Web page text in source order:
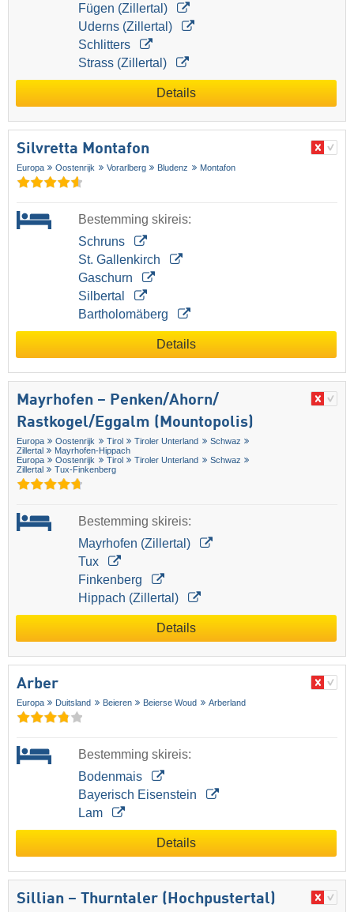
Fügen (Zillertal)
Uderns (Zillertal)
Schlitters
Strass (Zillertal)
Details
Silvretta Montafon
Europa Oostenrijk Vorarlberg Bludenz Montafon
Bestemming skireis:
Schruns
St. Gallenkirch
Gaschurn
Silbertal
Bartholomäberg
Details
Mayrhofen – Penken/​Ahorn/​
Rastkogel/​Eggalm (Mountopolis)
Europa Oostenrijk Tirol Tiroler Unterland
Schwaz
Zillertal
Mayrhofen-Hippach
Europa
Oostenrijk Tirol Tiroler Unterland
Schwaz
Zillertal
Tux-Finkenberg
Bestemming skireis:
Mayrhofen (Zillertal)
Tux
Finkenberg
Hippach (Zillertal)
Details
Arber
Europa Duitsland Beieren Beierse Woud Arberland
Bestemming skireis:
Bodenmais
Bayerisch Eisenstein
Lam
Details
Sillian – Thurntaler (Hochpustertal)